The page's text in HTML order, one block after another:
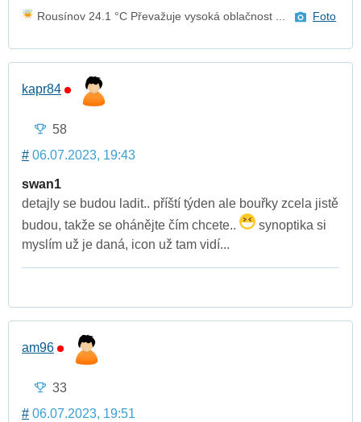
Rousínov 24.1 °C Převažuje vysoká oblačnost ... Foto
kapr84
58
# 06.07.2023, 19:43
swan1
detajly se budou ladit.. příští týden ale bouřky zcela jistě
budou, takže se ohánějte čím chcete..
synoptika si
myslím už je daná, icon už tam vidí...
am96
33
# 06.07.2023, 19:51